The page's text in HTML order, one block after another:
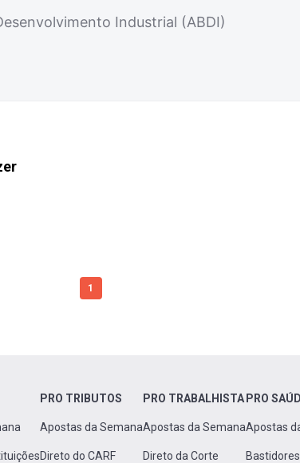
Industrial (ABDI)
1
PRO TRIBUTOS
Apostas da Semana
Direto do CARF
PRO TRABALHISTA
Apostas da Semana
Direto da Corte
PRO
Apostas